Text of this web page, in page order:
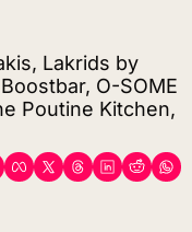
Lakrids by
O-SOME
Poutine Kitchen,